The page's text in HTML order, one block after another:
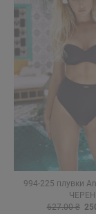
994-225 плувки
ЧЕРЕН
627.00 ₴